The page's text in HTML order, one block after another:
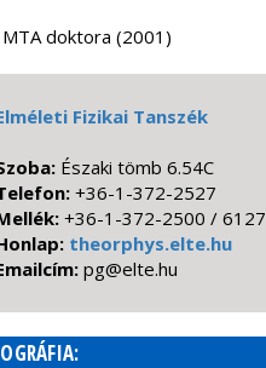
doktora (2001)
Fizikai Tanszék
Északi tömb 6.54C
+36-1-372-2527
+36-1-372-2500 / 6127
theorphys.elte.hu
uh.etle@gp